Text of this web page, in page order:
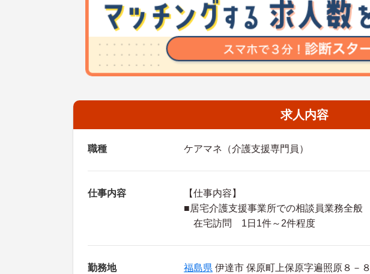
求人内容
職種 ケアマネ（介護支援専門員）
仕事内容
【仕事内容】
■居宅介護支援事業所での相談員業務全般
在宅訪問 1日1件～2件程度
勤務地 福島県 伊達市 保原町上保原字遍照原８－８